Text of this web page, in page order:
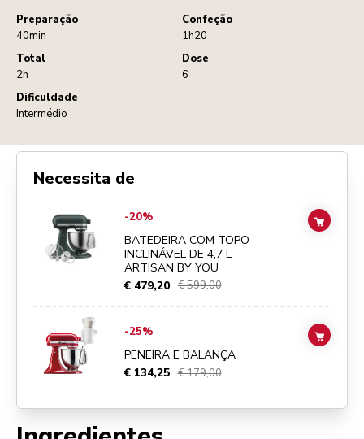
Preparação
40min
Confeção
1h20
Total
2h
Dose
6
Dificuldade
Intermédio
Necessita de
Go toBATEDEIRA COM TOPO INCLINÁVEL DE 4,7 L ARTISAN BY
-20%
BATEDEIRA COM TOPO
INCLINÁVEL DE 4,7 L
ARTISAN BY YOU
€ 479,20 € 599,00
ADD
PENEIRA E BALANÇA
-25%
PENEIRA E BALANÇA
€ 134,25 € 179,00
ADD